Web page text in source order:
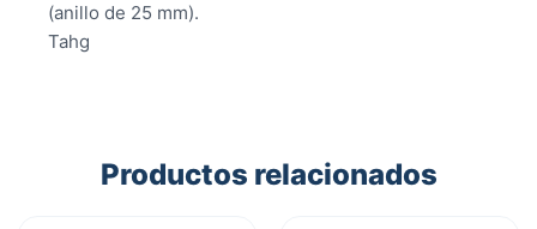
(anillo de 25 mm).
Tahg
Productos relacionados